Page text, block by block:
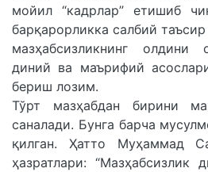
мойил “кадрлар” етишиб
барқарорликка салбий
мазҳабсизликнинг олдини
диний ва маърифий
бериш лозим.
Тўрт мазҳабдан бирини
саналади. Бунга барча
қилган. Ҳатто Муҳаммад
ҳазратлари: “Мазҳабсизлик